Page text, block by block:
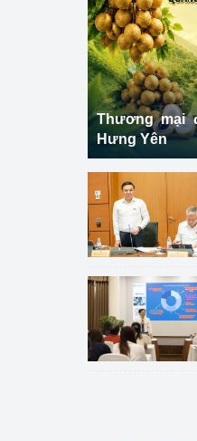
Thương mại
Hưng Yên